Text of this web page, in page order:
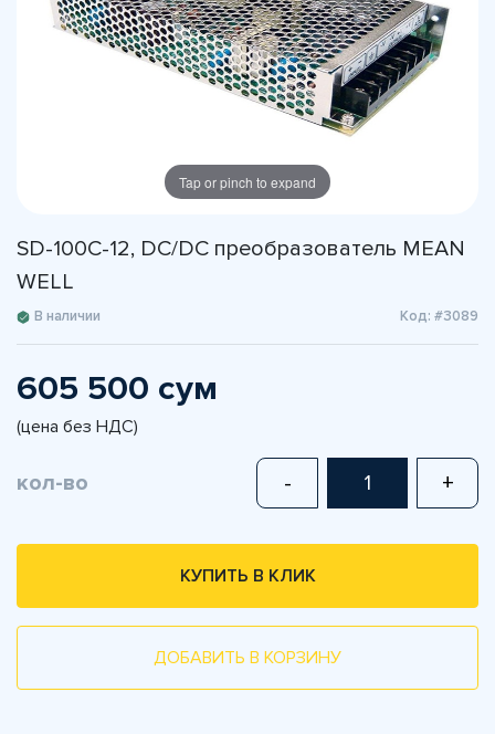
Tap or pinch to expand
SD-100C-12, DC/DC преобразователь MEAN
WELL
В наличии Код: #3089
605 500 сум
(цена без НДС)
кол-во - +
КУПИТЬ В КЛИК
ДОБАВИТЬ В КОРЗИНУ